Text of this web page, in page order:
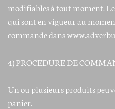
modifiables à tout moment.
qui sont en vigueur au
commande dans
4) PROCEDURE DE
Un ou plusieurs produits
panier.